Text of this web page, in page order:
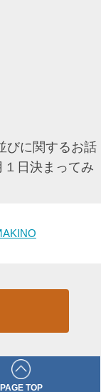
びに関するお話
日決まってみ
PAGE TOP